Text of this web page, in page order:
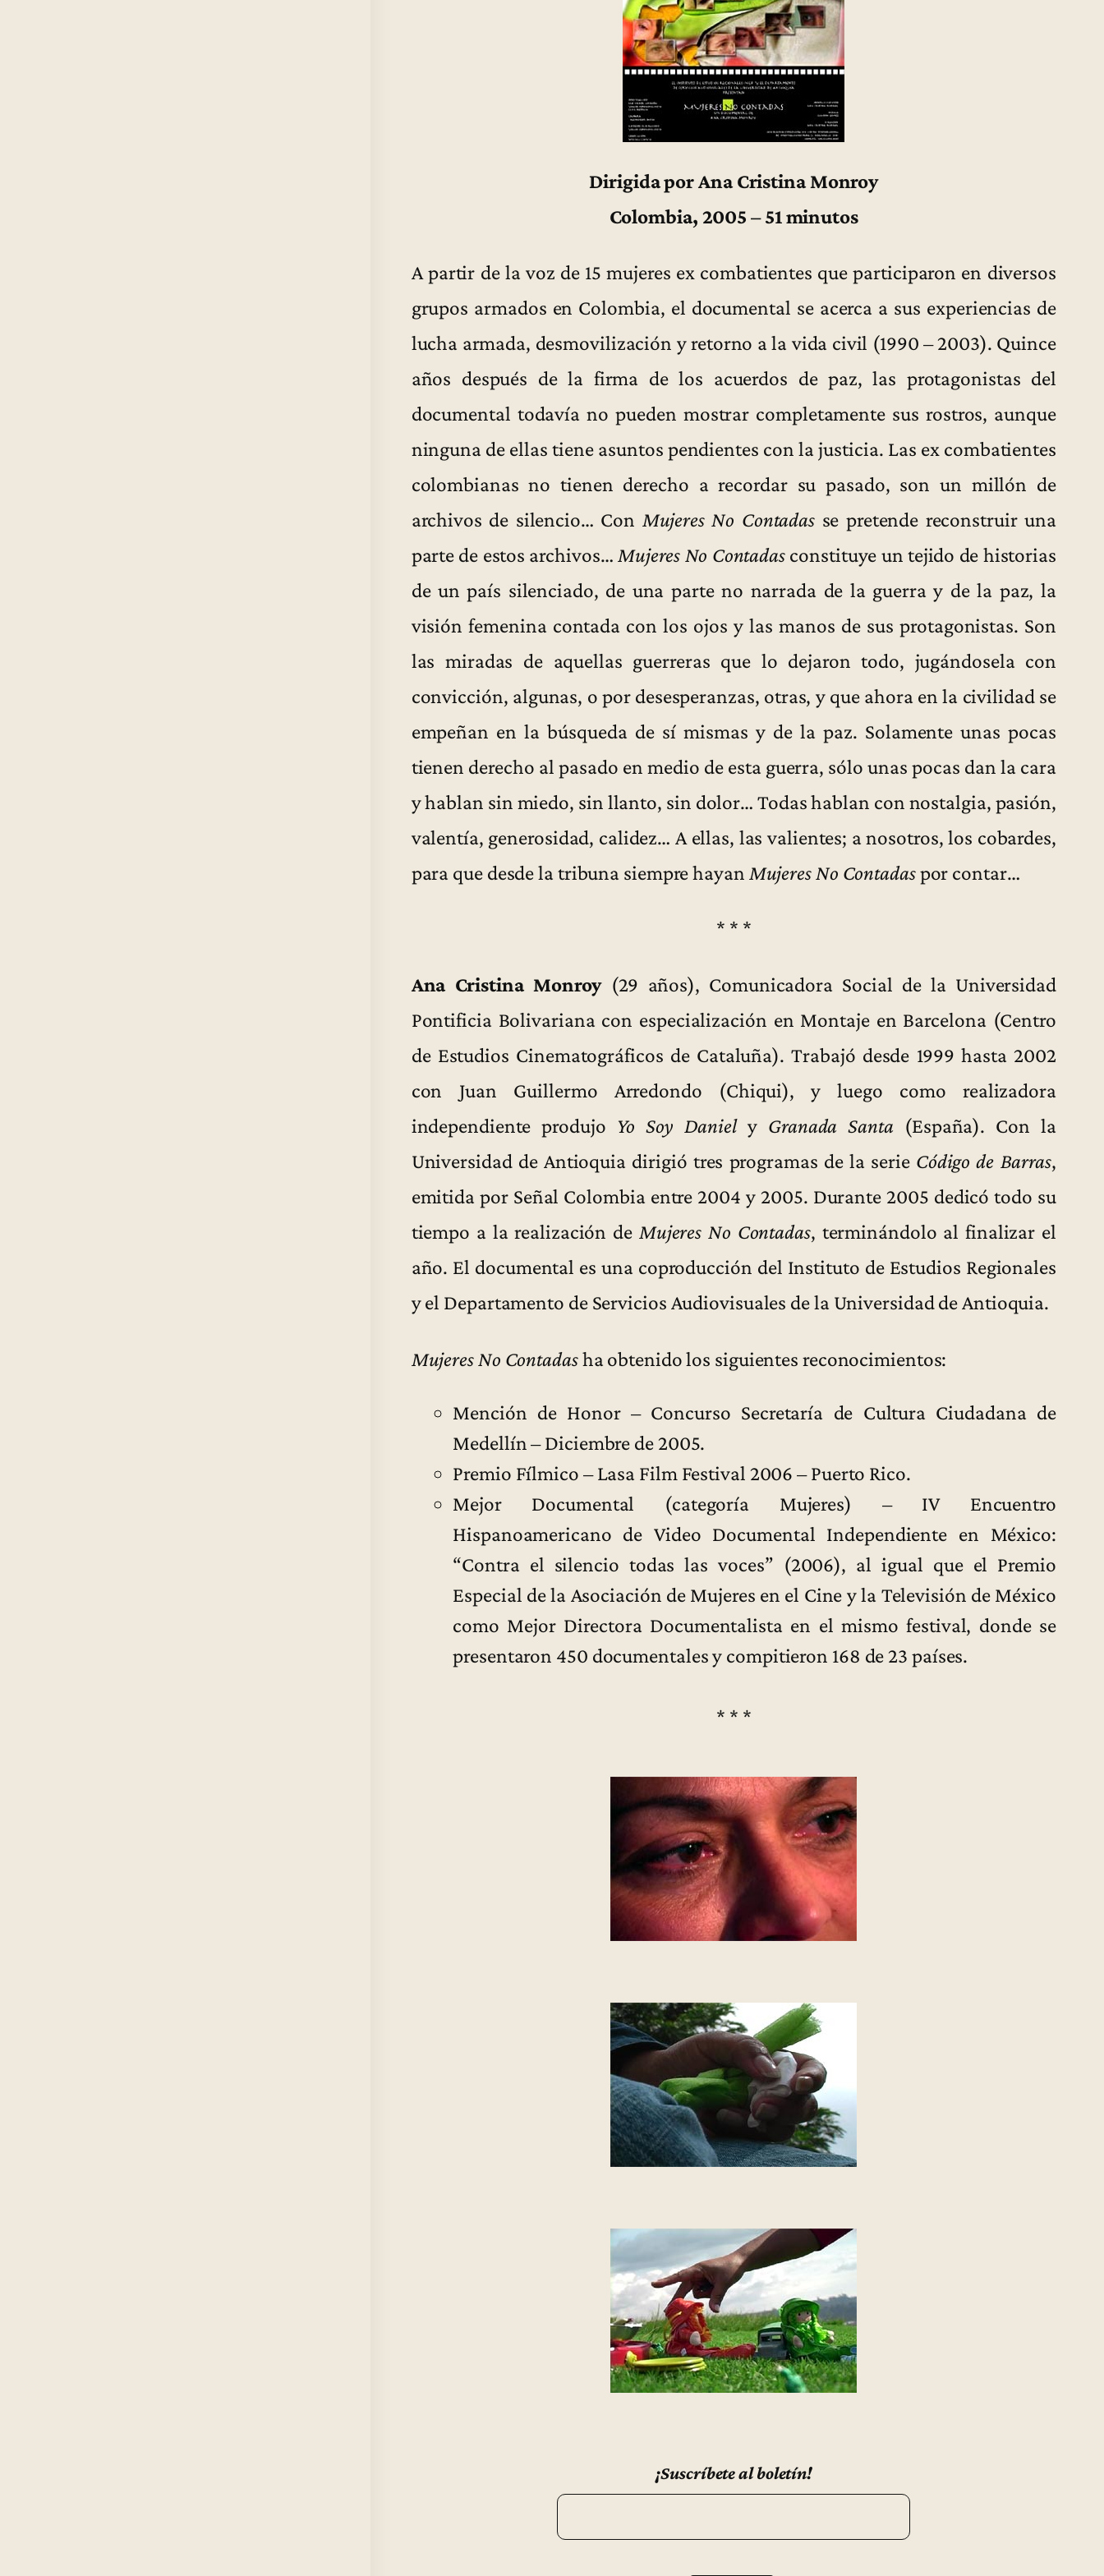
Dirigida por Ana Cristina Monroy
Colombia, 2005 – 51 minutos
A partir de la voz de 15 mujeres ex combatientes que participaron en diversos
grupos armados en Colombia, el documental se acerca a sus experiencias de
lucha armada, desmovilización y retorno a la vida civil (1990 – 2003). Quince
años después de la firma de los acuerdos de paz, las protagonistas del
documental todavía no pueden mostrar completamente sus rostros, aunque
ninguna de ellas tiene asuntos pendientes con la justicia. Las ex combatientes
colombianas no tienen derecho a recordar su pasado, son un millón de
archivos de silencio… Con Mujeres No Contadas se pretende reconstruir una
parte de estos archivos… Mujeres No Contadasconstituye un tejido de historias
de un país silenciado, de una parte no narrada de la guerra y de la paz, la
visión femenina contada con los ojos y las manos de sus protagonistas. Son
las miradas de aquellas guerreras que lo dejaron todo, jugándosela con
convicción, algunas, o por desesperanzas, otras, y que ahora en la civilidad se
empeñan en la búsqueda de sí mismas y de la paz. Solamente unas pocas
tienen derecho al pasado en medio de esta guerra, sólo unas pocas dan la cara
y hablan sin miedo, sin llanto, sin dolor… Todas hablan con nostalgia, pasión,
valentía, generosidad, calidez… A ellas, las valientes; a nosotros, los cobardes,
para que desde la tribuna siempre hayan Mujeres No Contadaspor contar…
* * *
Ana Cristina Monroy(29 años), Comunicadora Social de la Universidad
Pontificia Bolivariana con especialización en Montaje en Barcelona (Centro
de Estudios Cinematográficos de Cataluña). Trabajó desde 1999 hasta 2002
con Juan Guillermo Arredondo (Chiqui), y luego como realizadora
independiente produjo Yo Soy Daniely Granada Santa(España). Con la
Universidad de Antioquia dirigió tres programas de la serie Código de Barras,
emitida por Señal Colombia entre 2004 y 2005. Durante 2005 dedicó todo su
tiempo a la realización de Mujeres No Contadas, terminándolo al finalizar el
año. El documental es una coproducción del Instituto de Estudios Regionales
y el Departamento de Servicios Audiovisuales de la Universidad de Antioquia.
Mujeres No Contadasha obtenido los siguientes reconocimientos:
Mención de Honor – Concurso Secretaría de Cultura Ciudadana de
Medellín – Diciembre de 2005.
Premio Fílmico – Lasa Film Festival 2006 – Puerto Rico.
Mejor Documental (categoría Mujeres) – IV Encuentro
Hispanoamericano de Video Documental Independiente en México:
“Contra el silencio todas las voces” (2006), al igual que el Premio
Especial de la Asociación de Mujeres en el Cine y la Televisión de México
como Mejor Directora Documentalista en el mismo festival, donde se
presentaron 450 documentales y compitieron 168 de 23 países.
* * *
¡Suscríbete al boletín!